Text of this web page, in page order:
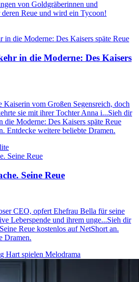
von Goldgräberinnen und
Reue und wird ein Tycoon!
in die Moderne: Des Kaisers
Kaiserin vom Großen Segensreich, doch
sie mit ihrer Tochter Anna i...Sieh dir
die Moderne: Des Kaisers späte Reue
Entdecke weitere beliebte Dramen.
Seine Reue
CEO, opfert Ehefrau Bella für seine
Leberspende und ihrem unge...Sieh dir
Reue kostenlos auf NetShort an.
Dramen.
Hart spielen Melodrama